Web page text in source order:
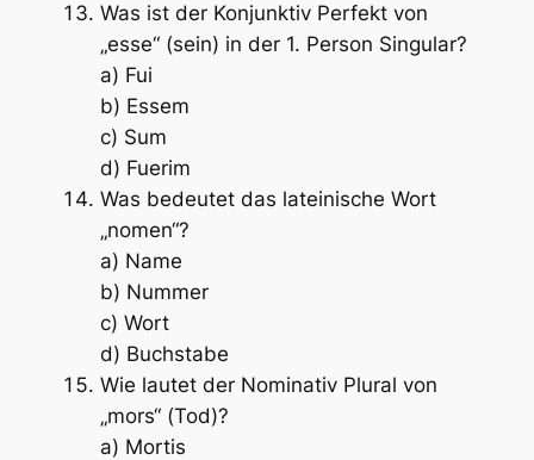
Was ist der Konjunktiv Perfekt von
„esse“ (sein) in der 1. Person Singular?
a) Fui
b) Essem
c) Sum
d) Fuerim
Was bedeutet das lateinische Wort
„nomen“?
a) Name
b) Nummer
c) Wort
d) Buchstabe
Wie lautet der Nominativ Plural von
„mors“ (Tod)?
a) Mortis